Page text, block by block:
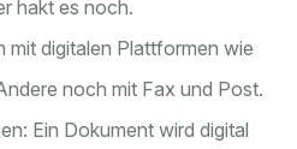
hakt es noch.
mit digitalen Plattformen wie
noch mit Fax und Post.
Ein Dokument wird digital